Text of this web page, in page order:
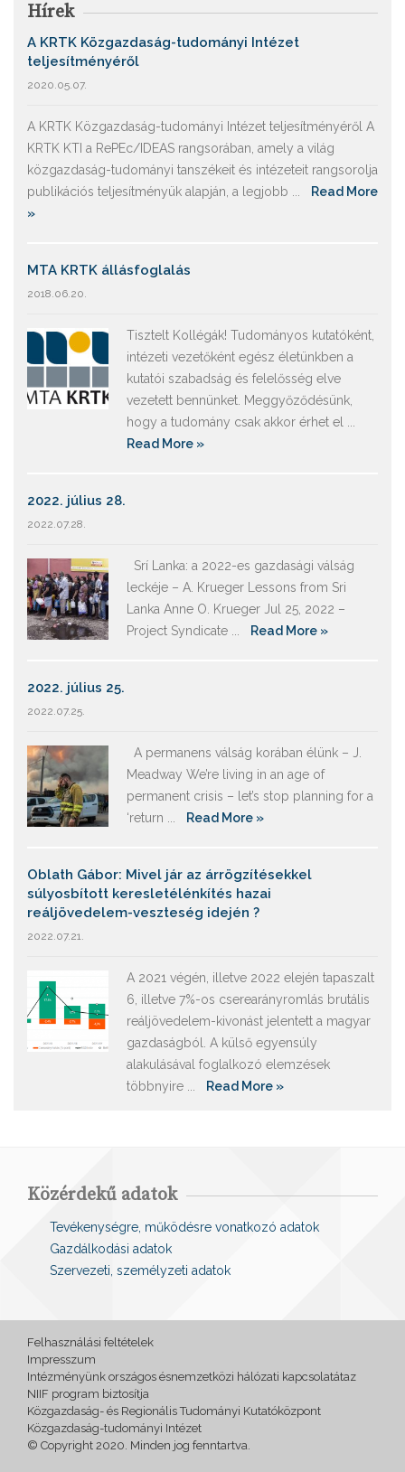
Hírek
A KRTK Közgazdaság-tudományi Intézet
teljesítményéről
2020.05.07.
A KRTK Közgazdaság-tudományi Intézet teljesítményéről A
KRTK KTI a RePEc/IDEAS rangsorában, amely a világ
közgazdaság-tudományi tanszékeit és intézeteit rangsorolja
publikációs teljesítményük alapján, a legjobb ...
Read More
»
MTA KRTK állásfoglalás
2018.06.20.
Tisztelt Kollégák! Tudományos kutatóként,
intézeti vezetőként egész életünkben a
kutatói szabadság és felelősség elve
vezetett bennünket. Meggyőződésünk,
hogy a tudomány csak akkor érhet el ...
Read More »
2022. július 28.
2022.07.28.
Srí Lanka: a 2022-es gazdasági válság
leckéje – A. Krueger Lessons from Sri
Lanka Anne O. Krueger Jul 25, 2022 –
Project Syndicate ...
Read More »
2022. július 25.
2022.07.25.
A permanens válság korában élünk – J.
Meadway We’re living in an age of
permanent crisis – let’s stop planning for a
‘return ...
Read More »
Oblath Gábor: Mivel jár az árrögzítésekkel
súlyosbított keresletélénkítés hazai
reáljövedelem-veszteség idején ?
2022.07.21.
A 2021 végén, illetve 2022 elején tapaszalt
6, illetve 7%-os cserearányromlás brutális
reáljövedelem-kivonást jelentett a magyar
gazdaságból. A külső egyensúly
alakulásával foglalkozó elemzések
többnyire ...
Read More »
Közérdekű adatok
Tevékenységre, működésre vonatkozó adatok
Gazdálkodási adatok
Szervezeti, személyzeti adatok
Felhasználási feltételek
Impresszum
Intézményünk országos ésnemzetközi hálózati kapcsolatátaz
NIIF program biztosítja
Közgazdaság- és Regionális Tudományi Kutatóközpont
Közgazdaság-tudományi Intézet
© Copyright 2020. Minden jog fenntartva.